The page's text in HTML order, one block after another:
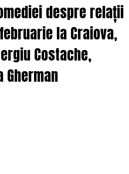
despre relații
la Craiova,
Costache,
Gherman